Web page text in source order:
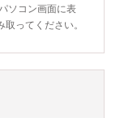
ソコン画面に表
ってください。